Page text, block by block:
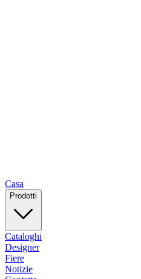
Casa
Prodotti
Cataloghi
Designer
Fiere
Notizie